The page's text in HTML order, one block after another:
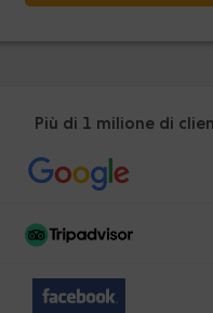
Più di 1 milione di